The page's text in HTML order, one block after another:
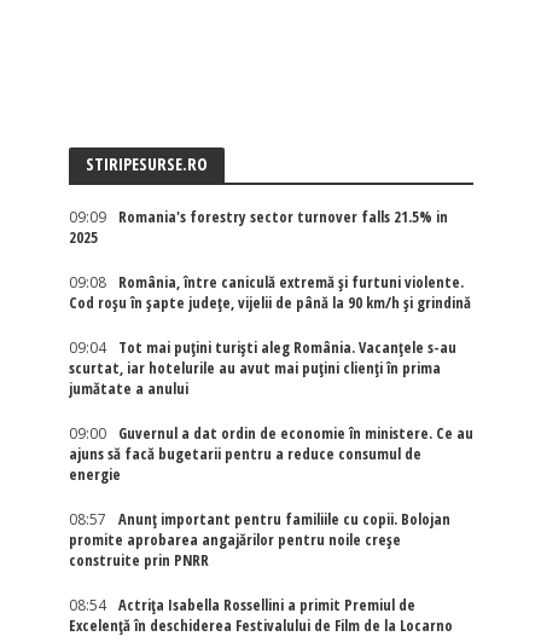
STIRIPESURSE.RO
09:09
Romania's forestry sector turnover falls 21.5% in
2025
09:08
România, între caniculă extremă și furtuni violente.
Cod roșu în șapte județe, vijelii de până la 90 km/h și grindină
09:04
Tot mai puțini turiști aleg România. Vacanțele s-au
scurtat, iar hotelurile au avut mai puțini clienți în prima
jumătate a anului
09:00
Guvernul a dat ordin de economie în ministere. Ce au
ajuns să facă bugetarii pentru a reduce consumul de
energie
08:57
Anunț important pentru familiile cu copii. Bolojan
promite aprobarea angajărilor pentru noile creșe
construite prin PNRR
08:54
Actriţa Isabella Rossellini a primit Premiul de
Excelenţă în deschiderea Festivalului de Film de la Locarno